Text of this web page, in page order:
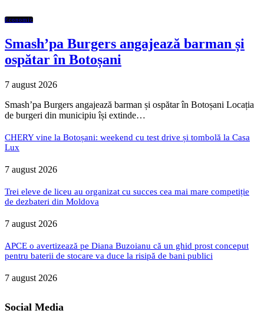
Economic
Smash’pa Burgers angajează barman și
ospătar în Botoșani
7 august 2026
Smash’pa Burgers angajează barman și ospătar în Botoșani Locația
de burgeri din municipiu își extinde…
CHERY vine la Botoșani: weekend cu test drive și tombolă la Casa
Lux
7 august 2026
Trei eleve de liceu au organizat cu succes cea mai mare competiție
de dezbateri din Moldova
7 august 2026
APCE o avertizează pe Diana Buzoianu că un ghid prost conceput
pentru baterii de stocare va duce la risipă de bani publici
7 august 2026
Social Media